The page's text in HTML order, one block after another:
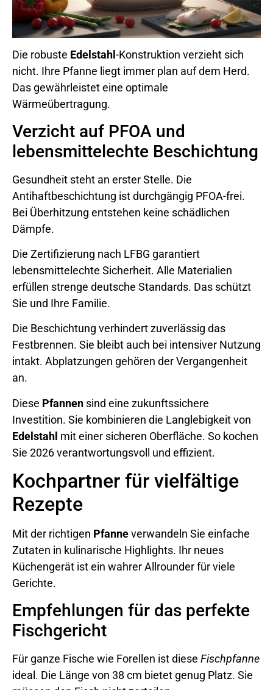
Die robuste Edelstahl -Konstruktion verzieht sich
nicht. Ihre Pfanne liegt immer plan auf dem Herd.
Das gewährleistet eine optimale
Wärmeübertragung.
Verzicht auf PFOA und
lebensmittelechte Beschichtung
Gesundheit steht an erster Stelle. Die
Antihaftbeschichtung ist durchgängig PFOA-frei.
Bei Überhitzung entstehen keine schädlichen
Dämpfe.
Die Zertifizierung nach LFBG garantiert
lebensmittelechte Sicherheit. Alle Materialien
erfüllen strenge deutsche Standards. Das schützt
Sie und Ihre Familie.
Die Beschichtung verhindert zuverlässig das
Festbrennen. Sie bleibt auch bei intensiver Nutzung
intakt. Abplatzungen gehören der Vergangenheit
an.
Diese Pfannen sind eine zukunftssichere
Investition. Sie kombinieren die Langlebigkeit von
Edelstahl mit einer sicheren Oberfläche. So kochen
Sie 2026 verantwortungsvoll und effizient.
Kochpartner für vielfältige
Rezepte
Mit der richtigen Pfanneverwandeln Sie einfache
Zutaten in kulinarische Highlights. Ihr neues
Küchengerät ist ein wahrer Allrounder für viele
Gerichte.
Empfehlungen für das perfekte
Fischgericht
Für ganze Fische wie Forellen ist diese Fischpfanne
ideal. Die Länge von 38 cm bietet genug Platz. Sie